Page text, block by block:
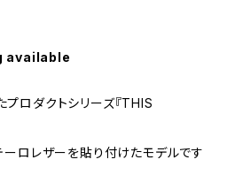
available
ロダクトシリーズ『THIS
ーロレザーを貼り付けたモデルです